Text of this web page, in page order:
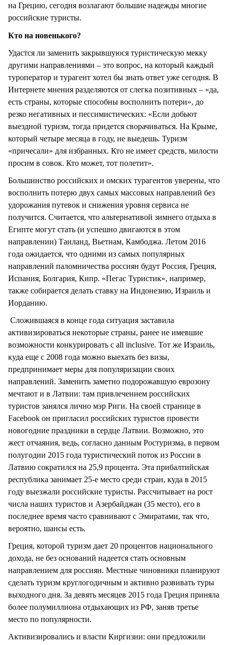
на Грецию, сегодня возлагают большие надежды многие
российские туристы.
Кто на новенького?
Удастся ли заменить закрывшуюся туристическую мекку
другими направлениями – это вопрос, на который каждый
туроператор и турагент хотел бы знать ответ уже сегодня. В
Интернете мнения разделяются от слегка позитивных – «да,
есть страны, которые способны восполнить потери», до
резко негативных и пессимистических: «Если добьют
выездной туризм, тогда придется сворачиваться. На Крыме,
который четыре месяца в году, не выедешь. Туризм
«причесали» для избранных. Кто не имеет средств, милости
просим в совок. Кто может, тот полетит».
Большинство российских и омских турагентов уверены, что
восполнить потерю двух самых массовых направлений без
удорожания путевок и снижения уровня сервиса не
получится. Считается, что альтернативой зимнего отдыха в
Египте могут стать (и успешно двигаются в этом
направлении) Таиланд, Вьетнам, Камбоджа. Летом 2016
года ожидается, что одними из самых популярных
направлений паломничества россиян будут Россия, Греция,
Испания, Болгария, Кипр. «Пегас Туристик», например,
также собирается делать ставку на Индонезию, Израиль и
Иорданию.
Сложившаяся в конце года ситуация заставила
активизироваться некоторые страны, ранее не имевшие
возможности конкурировать с аll inclusive. Тот же Израиль,
куда еще с 2008 года можно выехать без визы,
предпринимает меры для популяризации своих
направлений. Заменить заметно подорожавшую еврозону
мечтают и в Латвии: там привлечением российских
туристов занялся лично мэр Риги. На своей странице в
Facebook он пригласил российских туристов провести
новогодние праздники в сердце Латвии. Возможно, это
жест отчаяния, ведь, согласно данным Ростуризма, в первом
полугодии 2015 года туристический поток из России в
Латвию сократился на 25,9 процента. Эта прибалтийская
республика занимает 25-е место среди стран, куда в 2015
году выезжали российские туристы. Рассчитывает на рост
числа наших туристов и Азербайджан (35 место), его в
последнее время часто сравнивают с Эмиратами, так что,
вероятно, шансы есть.
Греция, которой туризм дает 20 процентов национального
дохода, не без оснований надеется стать основным
направлением для россиян. Местные чиновники планируют
сделать туризм круглогодичным и активно развивать туры
выходного дня. За девять месяцев 2015 года Греция приняла
более полумиллиона отдыхающих из РФ, заняв третье
место по популярности.
Активизировались и власти Киргизии: они предложили